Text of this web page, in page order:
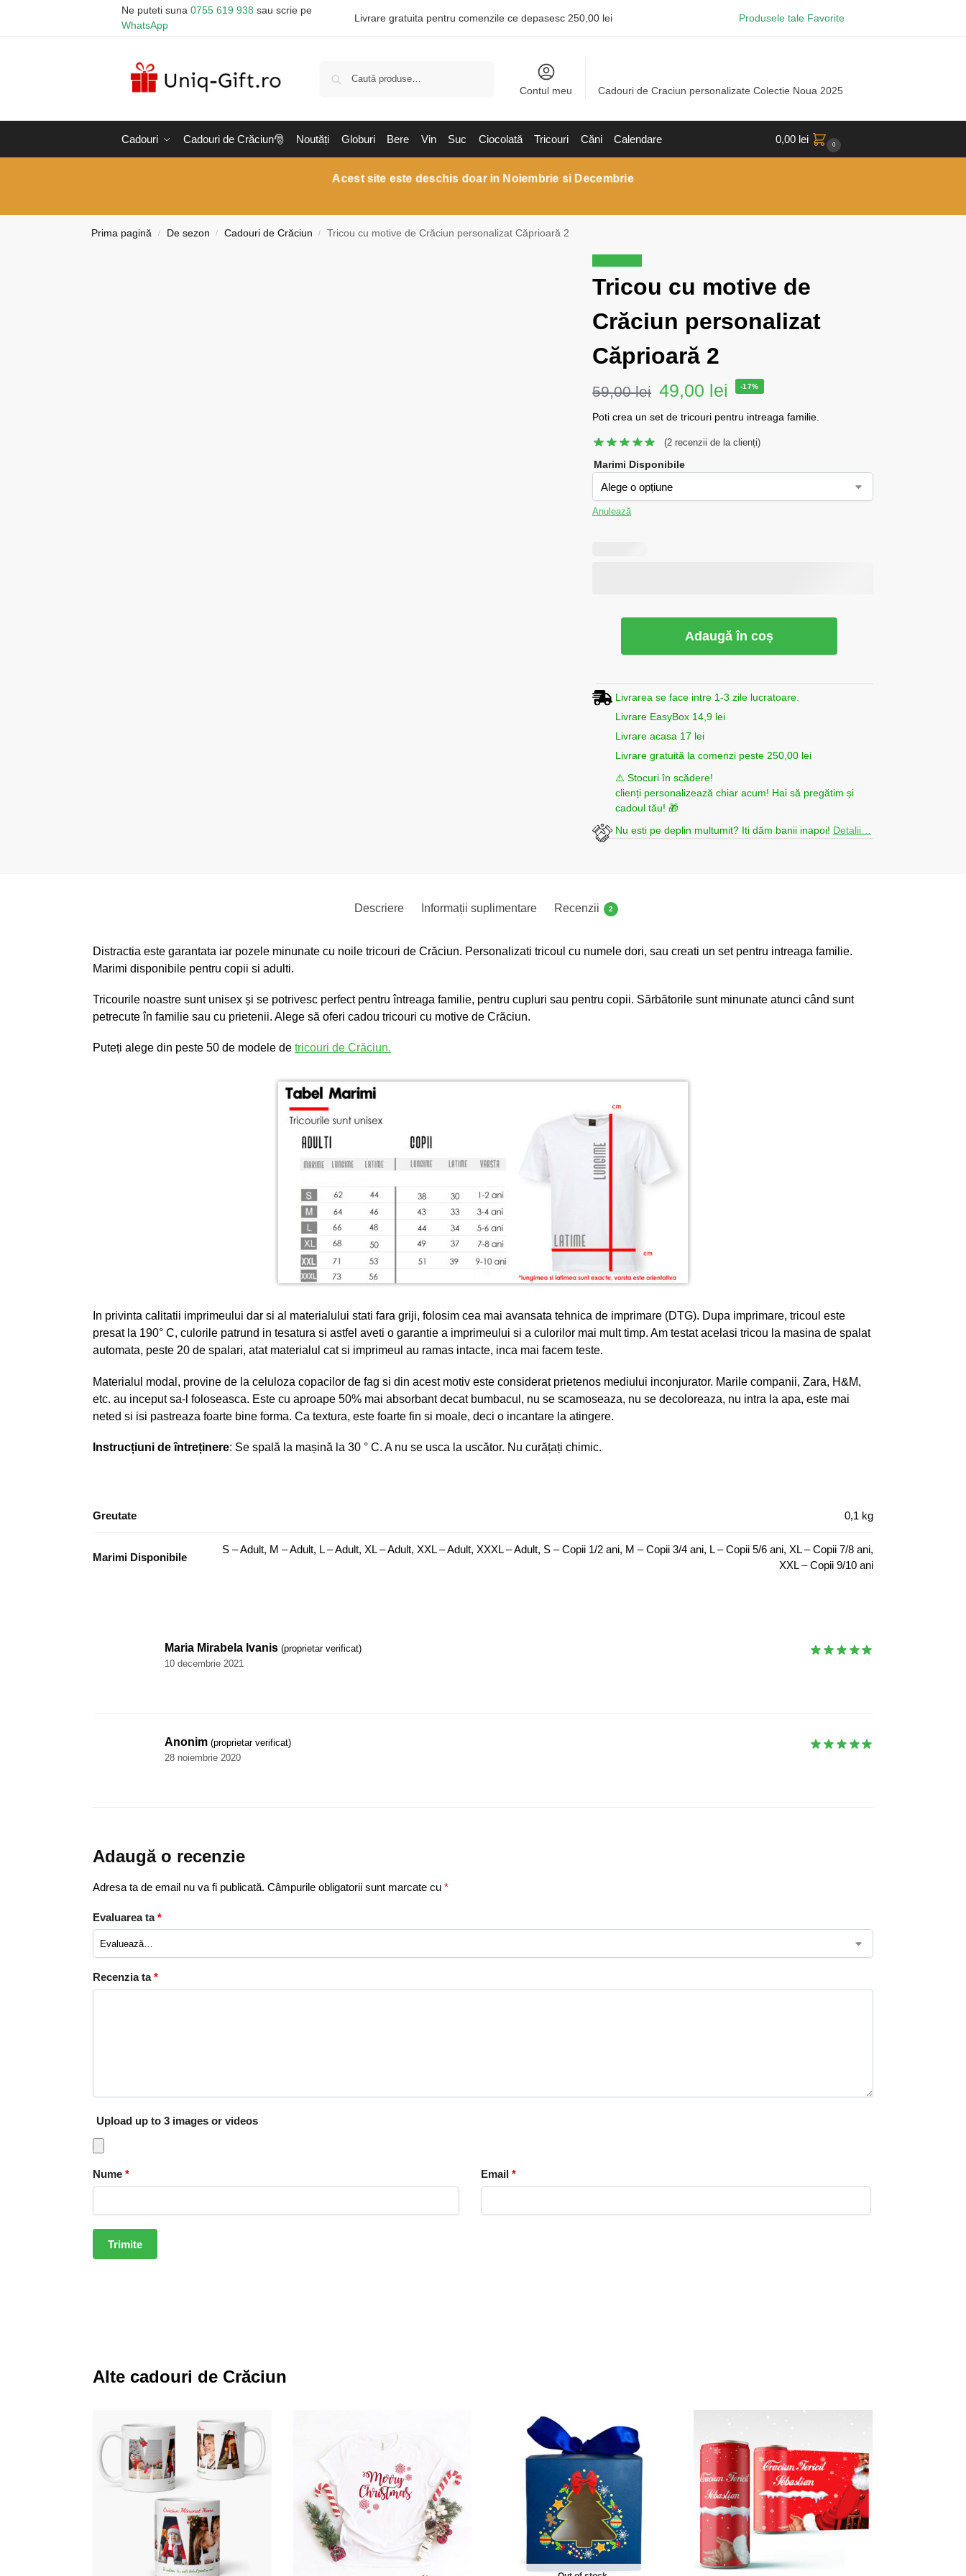
Ne puteti suna 0755 619 938 sau scrie pe
WhatsApp
Livrare gratuita pentru comenzile ce depasesc 250,00 lei Produsele tale Favorite
Contul meu Cadouri de Craciun personalizate Colectie Noua 2025
Cadouri Cadouri de Crăciun🎅 Noutăți Globuri Bere Vin Suc Ciocolată Tricouri Căni Calendare 0,00 lei 0
Acest site este deschis doar in Noiembrie si Decembrie
Prima pagină / De sezon / Cadouri de Crăciun / Tricou cu motive de Crăciun personalizat Căprioară 2
Tricou cu motive de
Crăciun personalizat
Căprioară 2
59,00lei 49,00 lei -17%
Poti crea un set de tricouri pentru intreaga familie.
(2recenzii de la clienți)
Marimi Disponibile
Anulează
Adaugă în coș
Livrarea se face intre 1-3 zile lucratoare.
Livrare EasyBox 14,9 lei
Livrare acasa 17 lei
Livrare gratuită la comenzi peste 250,00 lei
⚠️ Stocuri în scădere!
clienți personalizează chiar acum! Hai să pregătim și
cadoul tău! 🎁
Nu esti pe deplin multumit? Iti dăm banii inapoi! Detalii…
Descriere Informații suplimentare Recenzii 2
Distractia este garantata iar pozele minunate cu noile tricouri de Crăciun. Personalizati tricoul cu numele dori, sau creati un set pentru intreaga familie.
Marimi disponibile pentru copii si adulti.
Tricourile noastre sunt unisex și se potrivesc perfect pentru întreaga familie, pentru cupluri sau pentru copii. Sărbătorile sunt minunate atunci când sunt
petrecute în familie sau cu prietenii. Alege să oferi cadou tricouri cu motive de Crăciun.
Puteți alege din peste 50 de modele de tricouri de Crăciun.
In privinta calitatii imprimeului dar si al materialului stati fara griji, folosim cea mai avansata tehnica de imprimare (DTG). Dupa imprimare, tricoul este
presat la 190° C, culorile patrund in tesatura si astfel aveti o garantie a imprimeului si a culorilor mai mult timp. Am testat acelasi tricou la masina de spalat
automata, peste 20 de spalari, atat materialul cat si imprimeul au ramas intacte, inca mai facem teste.
Materialul modal, provine de la celuloza copacilor de fag si din acest motiv este considerat prietenos mediului inconjurator. Marile companii, Zara, H&M,
etc. au inceput sa-l foloseasca. Este cu aproape 50% mai absorbant decat bumbacul, nu se scamoseaza, nu se decoloreaza, nu intra la apa, este mai
neted si isi pastreaza foarte bine forma. Ca textura, este foarte fin si moale, deci o incantare la atingere.
Instrucțiuni de întreținere: Se spală la mașină la 30 ° C. A nu se usca la uscător. Nu curățați chimic.
Greutate 0,1 kg
Marimi Disponibile
S – Adult, M – Adult, L – Adult, XL – Adult, XXL – Adult, XXXL – Adult, S – Copii 1/2 ani, M – Copii 3/4 ani, L – Copii 5/6 ani, XL – Copii 7/8 ani,
XXL – Copii 9/10 ani
Maria Mirabela Ivanis (proprietar verificat)
10 decembrie 2021
Anonim (proprietar verificat)
28 noiembrie 2020
Adaugă o recenzie
Adresa ta de email nu va fi publicată. Câmpurile obligatorii sunt marcate cu *
Evaluarea ta*
Recenzia ta*
Upload up to 3 images or videos
Nume * Email *
Alte cadouri de Crăciun